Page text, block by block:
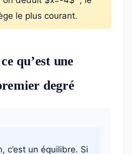
le plus courant.
qu’est une
degré
c’est un équilibre. Si